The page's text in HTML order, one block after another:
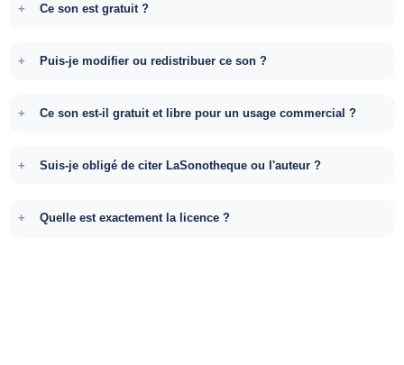
Ce son est gratuit ?
Puis-je modifier ou redistribuer ce son ?
Ce son est-il gratuit et libre pour un usage commercial ?
Suis-je obligé de citer LaSonotheque ou l'auteur ?
Quelle est exactement la licence ?